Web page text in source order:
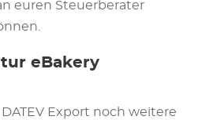
euren Steuerberater
eBakery
Export noch weitere